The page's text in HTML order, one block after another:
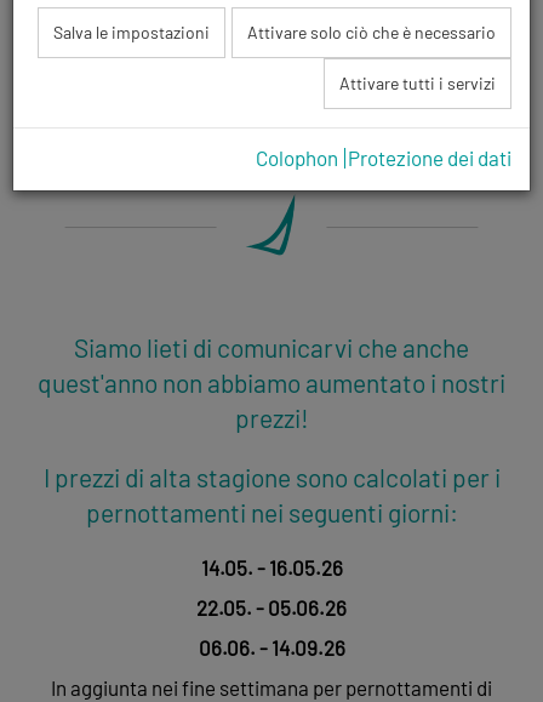
e non vediamo l'ora di darvi il benvenuto!
Listino Prezzi
Siamo lieti di comunicarvi che anche
quest'anno non abbiamo aumentato i nostri
prezzi!
I prezzi di alta stagione sono calcolati per i
pernottamenti nei seguenti giorni:
14.05. - 16.05.26
22.05. - 05.06.26
06.06. - 14.09.26
In aggiunta nei fine settimana per pernottamenti di
Salva le impostazioni Attivare solo ciò che è necessario
Attivare tutti i servizi
Colophon Protezione dei dati